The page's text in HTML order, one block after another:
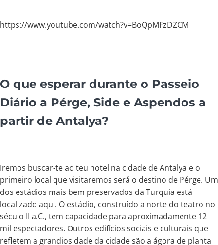
https://www.youtube.com/watch?v=BoQpMFzDZCM
O que esperar durante o Passeio
Diário a Pérge, Side e Aspendos a
partir de Antalya?
Iremos buscar-te ao teu hotel na cidade de Antalya e o
primeiro local que visitaremos será o destino de Pérge. Um
dos estádios mais bem preservados da Turquia está
localizado aqui. O estádio, construído a norte do teatro no
século II a.C., tem capacidade para aproximadamente 12
mil espectadores. Outros edifícios sociais e culturais que
refletem a grandiosidade da cidade são a ágora de planta